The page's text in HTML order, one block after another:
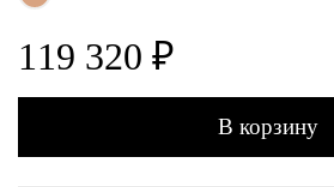
119 320 ₽
В корзину